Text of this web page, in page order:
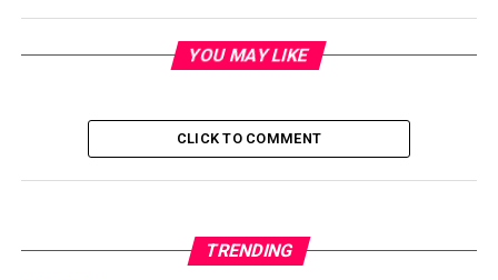
YOU MAY LIKE
CLICK TO COMMENT
TRENDING